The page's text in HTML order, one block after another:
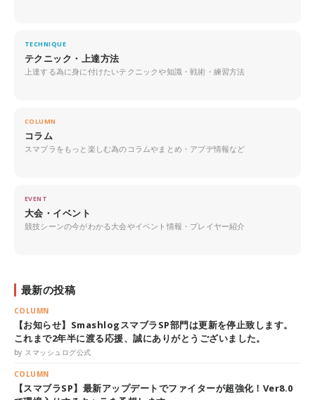
TECHNIQUE
テクニック・上達方法
上達する為に身に付けたいテクニックや知識・戦術・練習方法
COLUMN
コラム
スマブラをもっと楽しむ為のコラムやまとめ・アプデ情報など
EVENT
大会・イベント
競技シーンの今がわかる大会やイベント情報・プレイヤー紹介
最新の投稿
COLUMN
【お知らせ】SmashlogスマブラSP部門は更新を停止致します。
これまで2年半に渡る応援、誠にありがとうございました。
by スマッシュログ公式
COLUMN
【スマブラSP】最新アップデートでファイターが超強化！Ver8.0